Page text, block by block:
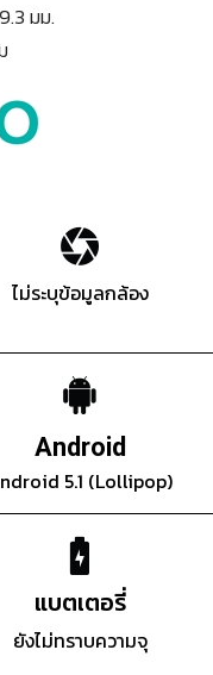
มม.
ไม่ระบุข้อมูลกล้อง
Android
5.1 (Lollipop)
แบตเตอรี่
ยังไม่ทราบความจุ